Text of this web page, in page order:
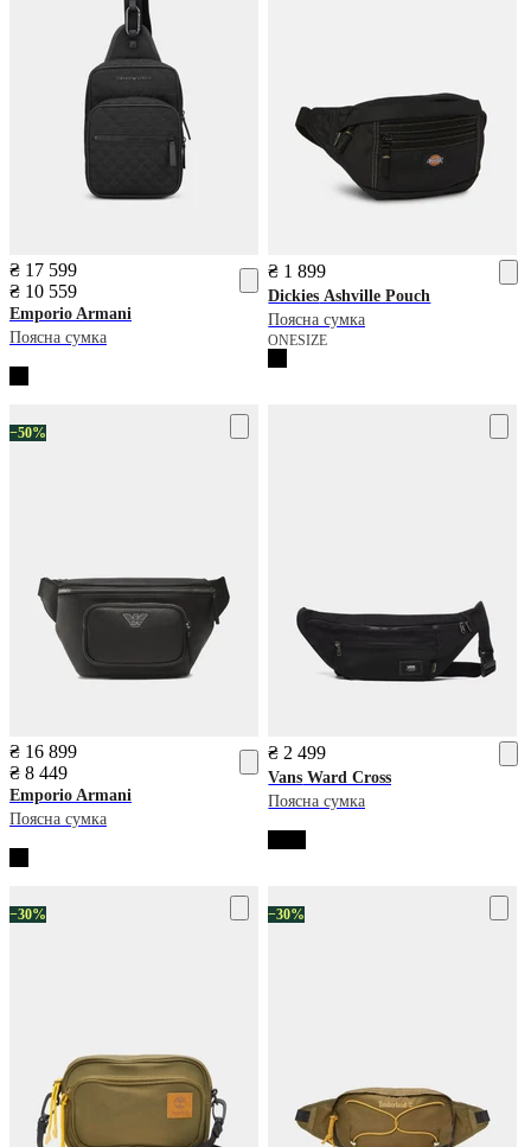
₴ 17 599
₴ 10 559
Emporio Armani
Поясна сумка
₴ 1 899
Dickies Ashville Pouch
Поясна сумка
ONESIZE
−50%
₴ 16 899
₴ 8 449
Emporio Armani
Поясна сумка
₴ 2 499
Vans Ward Cross
Поясна сумка
−30% −30%